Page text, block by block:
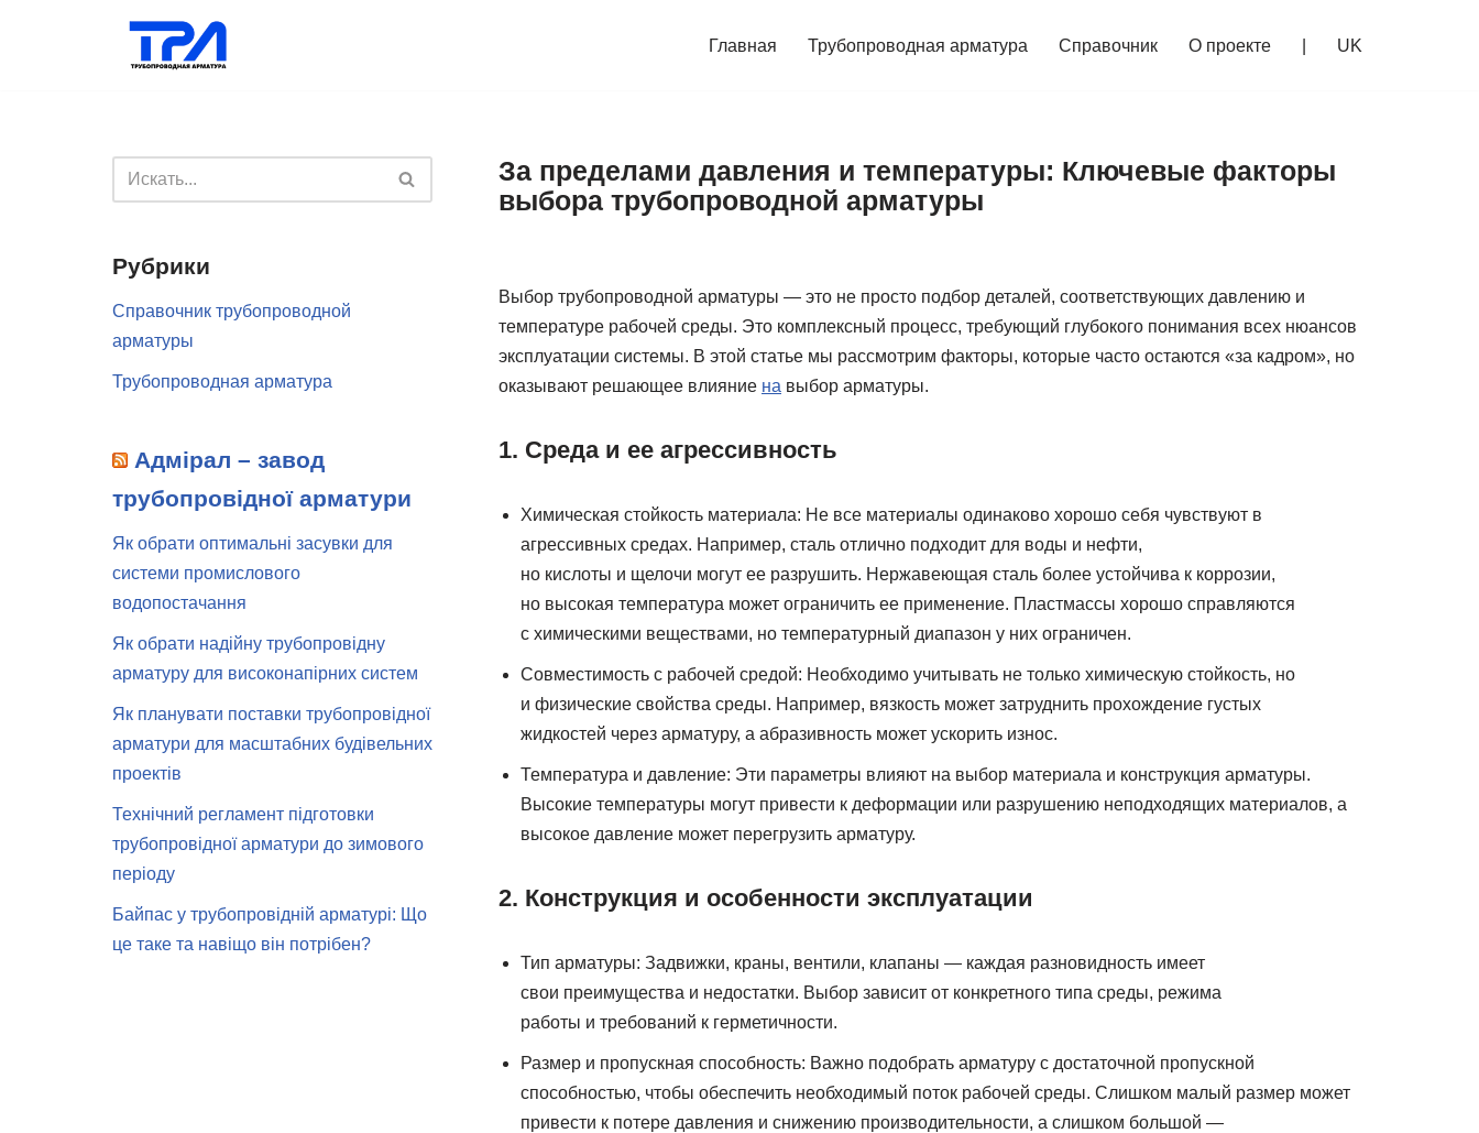
Главная Трубопроводная арматура Справочник О проекте UK
Рубрики
Справочник трубопроводной
арматуры
Трубопроводная арматура
Адмірал – завод
трубопровідної арматури
Як обрати оптимальні засувки для
системи промислового
водопостачання
Як обрати надійну трубопровідну
арматуру для високонапірних систем
Як планувати поставки трубопровідної
арматури для масштабних будівельних
проектів
Технічний регламент підготовки
трубопровідної арматури до зимового
періоду
Байпас у трубопровідній арматурі: Що
це таке та навіщо він потрібен?
За пределами давления и температуры: Ключевые факторы
выбора трубопроводной арматуры
Выбор трубопроводной арматуры — это не просто подбор деталей, соответствующих давлению и
температуре рабочей среды. Это комплексный процесс, требующий глубокого понимания всех нюансов
эксплуатации системы. В этой статье мы рассмотрим факторы, которые часто остаются «за кадром», но
оказывают решающее влияние на выбор арматуры.
1. Среда и ее агрессивность
Химическая стойкость материала: Не все материалы одинаково хорошо себя чувствуют в
агрессивных средах. Например, сталь отлично подходит для воды и нефти,
но кислоты и щелочи могут ее разрушить. Нержавеющая сталь более устойчива к коррозии,
но высокая температура может ограничить ее применение. Пластмассы хорошо справляются
с химическими веществами, но температурный диапазон у них ограничен.
Совместимость с рабочей средой: Необходимо учитывать не только химическую стойкость, но
и физические свойства среды. Например, вязкость может затруднить прохождение густых
жидкостей через арматуру, а абразивность может ускорить износ.
Температура и давление: Эти параметры влияют на выбор материала и конструкция арматуры.
Высокие температуры могут привести к деформации или разрушению неподходящих материалов, а
высокое давление может перегрузить арматуру.
2. Конструкция и особенности эксплуатации
Тип арматуры: Задвижки, краны, вентили, клапаны — каждая разновидность имеет
свои преимущества и недостатки. Выбор зависит от конкретного типа среды, режима
работы и требований к герметичности.
Размер и пропускная способность: Важно подобрать арматуру с достаточной пропускной
способностью, чтобы обеспечить необходимый поток рабочей среды. Слишком малый размер может
привести к потере давления и снижению производительности, а слишком большой —